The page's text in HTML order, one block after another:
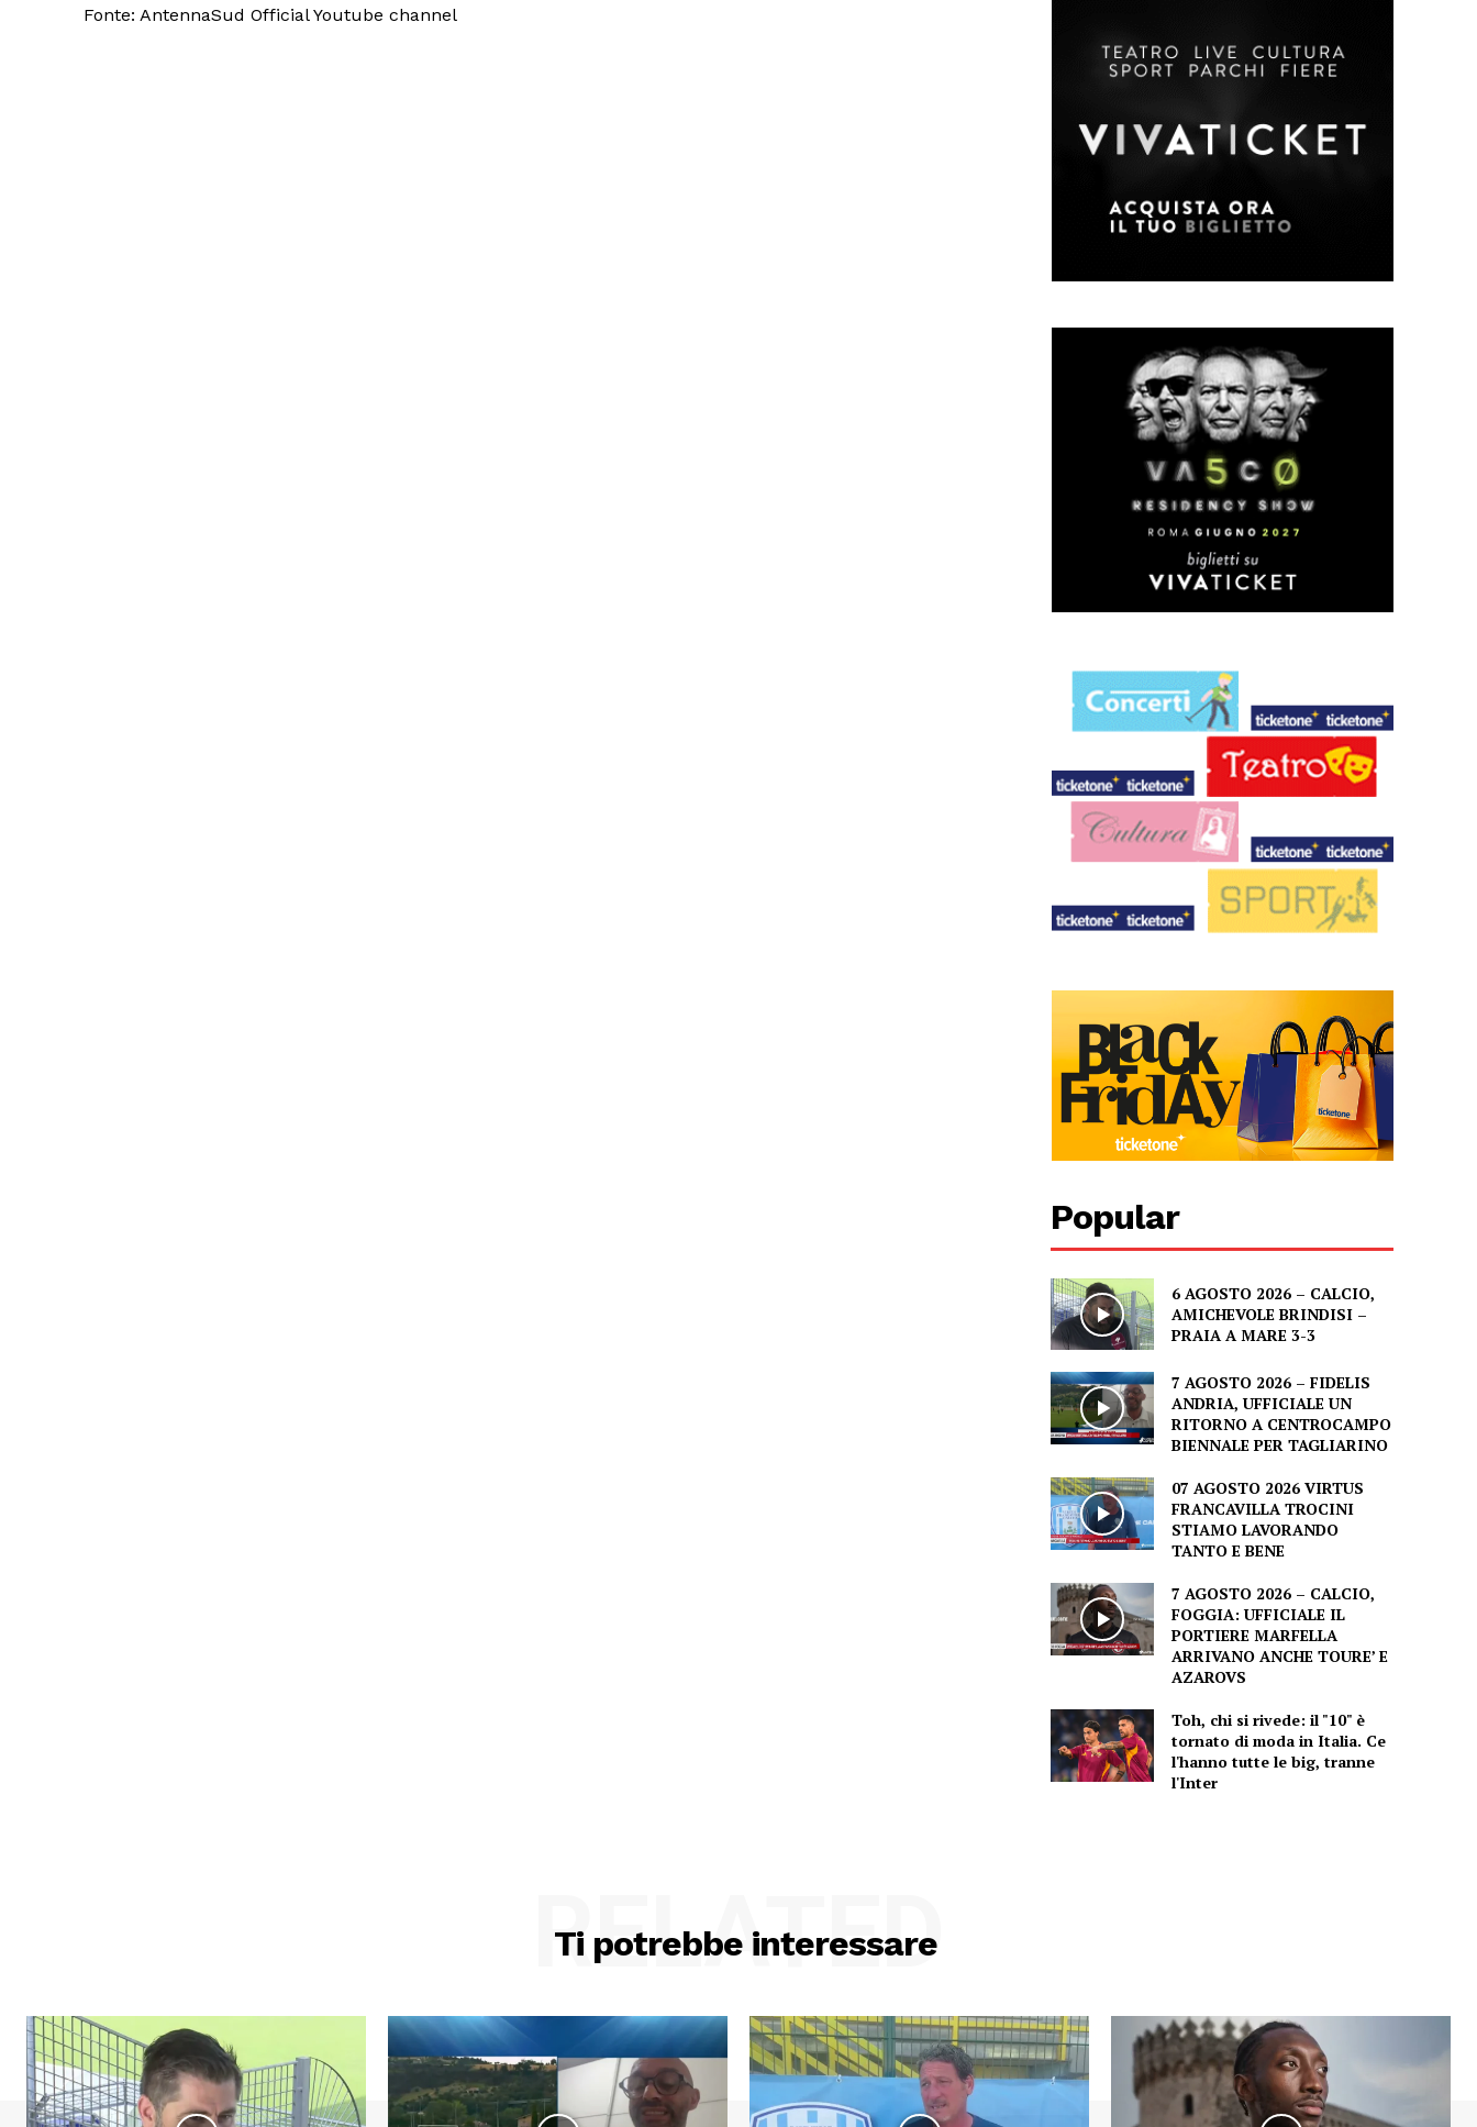
Fonte: AntennaSud Official Youtube channel
Popular
6 AGOSTO 2026 – CALCIO,
AMICHEVOLE BRINDISI –
PRAIA A MARE 3-3
7 AGOSTO 2026 – FIDELIS
ANDRIA, UFFICIALE UN
RITORNO A CENTROCAMPO
BIENNALE PER TAGLIARINO
07 AGOSTO 2026 VIRTUS
FRANCAVILLA TROCINI
STIAMO LAVORANDO
TANTO E BENE
7 AGOSTO 2026 – CALCIO,
FOGGIA: UFFICIALE IL
PORTIERE MARFELLA
ARRIVANO ANCHE TOURE’ E
AZAROVS
Toh, chi si rivede: il "10" è
tornato di moda in Italia. Ce
l'hanno tutte le big, tranne
l'Inter
Ti potrebbe interessare
RELATED